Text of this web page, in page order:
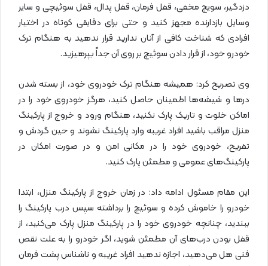
دزد‌گیر، سویچ مخفی، قفل فرمان، قفل پدال، قفل سوئیچی و سایر
وسایل بازدارنده مجهز کنید و حتی برای دقایقی کوتاه در اختیار
افرادی که شناخت کافی از آنان ندارید قرار ندهید به هنگام ترک
خودرو خود، از قرار دادن سوئیچ بر روی آن جداً بپرهیزید.
وی تصریح کرد: همیشه هنگام ترک خودروی خود، از بسته شدن
در‌ها و شیشه‌ها اطمینان حاصل کنید، هرگز خودروی خود را در
اماکن خلوت و تاریک پارک نکنید، هنگام ورود و خروج از پارکینگ
منزل مراقب باشید افراد غریبه وارد پارکینگ نشوند و حین گردش و
تفریح، خودروی خود را در مکانی امن و در صورت امکان در
پارکینگ‌های عمومی و مطمئن پارک کنید.
این مقام مسئول ادامه داد: در زمان خروج از پارکینگ منزل، ابتدا
خودرو را خاموش کرده و سوئیچ را برداشته سپس درب پارکینگ را
ببندید، چنانچه خودروی خود را در پارکینگ منزل پارک می‌کنید، از
قفل بودن درب‌های آن مطمئن شوید، اگر خودرو را به علت نقص
فنی هل می‌دهید، اجازه ندهید افراد غریبه و ناشناس پشت فرمان